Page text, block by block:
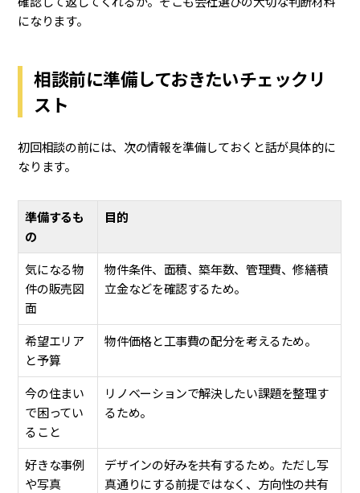
になります。
相談前に準備しておきたいチェックリ
スト
初回相談の前には、次の情報を準備しておくと話が具体的に
なります。
準備するも
の
目的
気になる物
件の販売図
面
物件条件、面積、築年数、管理費、修繕積
立金などを確認するため。
希望エリア
と予算
物件価格と工事費の配分を考えるため。
今の住まい
で困ってい
ること
リノベーションで解決したい課題を整理す
るため。
好きな事例
や写真
デザインの好みを共有するため。ただし写
真通りにする前提ではなく、方向性の共有